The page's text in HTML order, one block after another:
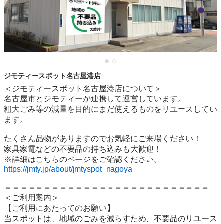
ジモティースポット名古屋港店
＜ジモティースポット名古屋港店について＞
名古屋市とジモティーが連携して運営しています。
粗⼤ごみ等の減量を⽬的にまだ使えるものをリユースしてい
ます。
たくさん品物がありますのでお気軽にご来場ください！
家具家電などの不要品の持ち込みも大歓迎！
https://jmty.jp/about/jmtyspot_nagoya
＝＝＝＝＝＝＝＝＝＝＝＝＝＝＝＝＝＝＝＝＝＝＝＝＝＝
＜ご利用案内＞
【ご利用にあたってのお願い】
当スポットは、地域のごみを減らすため、不要品のリユース